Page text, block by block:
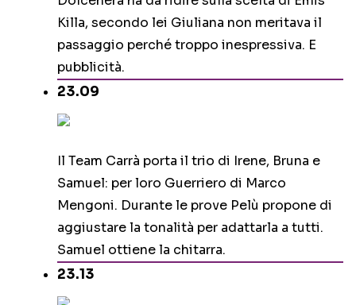
Killa, secondo lei Giuliana non meritava il
passaggio perché troppo inespressiva. E
pubblicità.
23.09
Il Team Carrà porta il trio di Irene, Bruna e
Samuel: per loro Guerriero di Marco
Mengoni. Durante le prove Pelù propone di
aggiustare la tonalità per adattarla a tutti.
Samuel ottiene la chitarra.
23.13